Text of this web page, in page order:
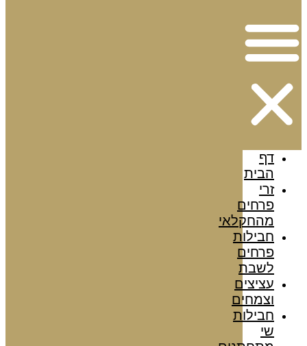
דף
הבית
זרי
פרחים
מהחקלאי
חבילות
פרחים
לשבת
עציצים
וצמחים
חבילות
שי